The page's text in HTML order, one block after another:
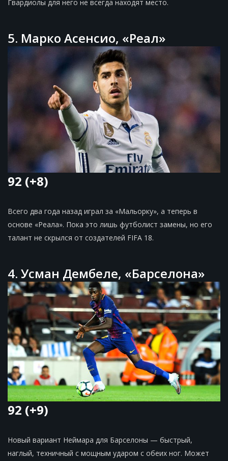
Гвардиолы для него не всегда находят место.
5. Марко Асенсио, «Реал»
92 (+8)
Всего два года назад играл за «Мальорку», а теперь в
основе «Реала». Пока это лишь футболист замены, но его
талант не скрылся от создателей FIFA 18.
4. Усман Дембеле, «Барселона»
92 (+9)
Новый вариант Неймара для Барселоны — быстрый,
наглый, техничный с мощным ударом с обеих ног. Может